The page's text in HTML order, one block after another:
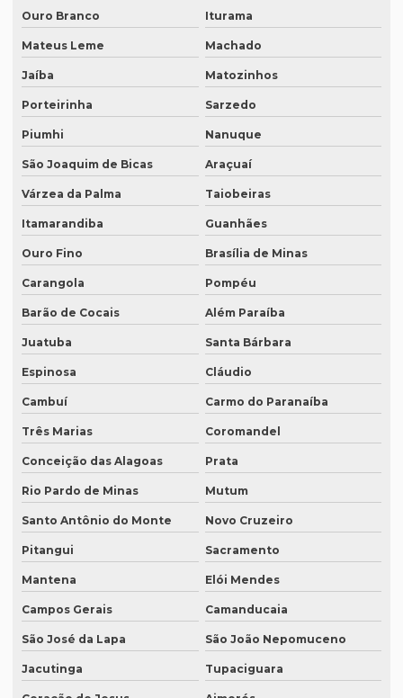
Empresa tradutora juramentada em recife
Empresa de tradutores juramentados
Empresa de tradutores juramentados em brasília
Empresa de tradutores juramentados em fortaleza
Empresa de transcrição de audio
Empresas especializadas em tradução
Empresas que fazem tradução
Empresas que fazem tradução técnica
Empresas que prestam serviço de tradução
Empresas de tradução de artigos científicos em inglês
Empresas de tradução em curitiba
Empresas de tradução online
Empresas de tradução porto alegre
Empresas de transcrição
Empresas de transcrição de áudio para -texto
Equipamento para tradução simultanea
Equipamento de tradução simultânea portátil
Equipamentos para interpretação simultânea
Equipamentos necessários para tradução simultânea
Ouro Branco Iturama
Mateus Leme Machado
Jaíba Matozinhos
Porteirinha Sarzedo
Piumhi Nanuque
São Joaquim de Bicas Araçuaí
Várzea da Palma Taiobeiras
Itamarandiba Guanhães
Ouro Fino Brasília de Minas
Carangola Pompéu
Barão de Cocais Além Paraíba
Juatuba Santa Bárbara
Espinosa Cláudio
Cambuí Carmo do Paranaíba
Três Marias Coromandel
Conceição das Alagoas Prata
Rio Pardo de Minas Mutum
Santo Antônio do Monte Novo Cruzeiro
Pitangui Sacramento
Mantena Elói Mendes
Campos Gerais Camanducaia
São José da Lapa São João Nepomuceno
Jacutinga Tupaciguara